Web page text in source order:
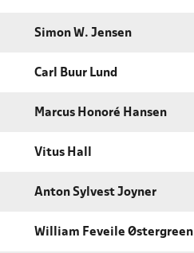
Simon W. Jensen
Carl Buur Lund
Marcus Honoré Hansen
Vitus Hall
Anton Sylvest Joyner
William Feveile Østergreen